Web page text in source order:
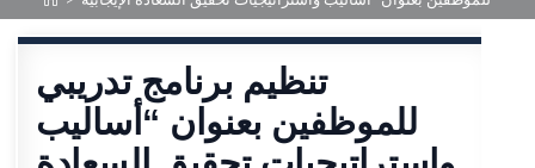
تنظيم برنامج تدريبي
للموظفين بعنوان “أساليب